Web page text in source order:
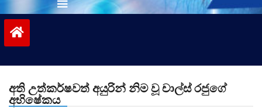
අති උත්කර්ෂවත් අයුරින් නිම වූ චාල්ස් රජුගේ
අභිෂේකය